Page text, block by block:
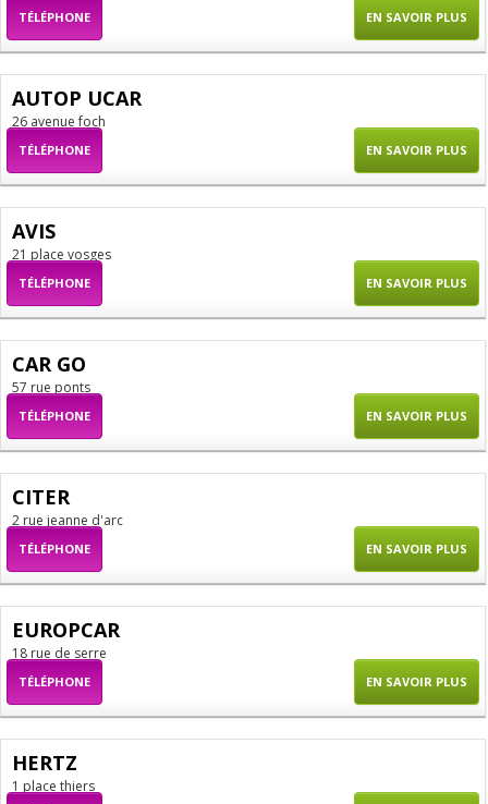
TÉLÉPHONE EN SAVOIR PLUS
AUTOP UCAR
26 avenue foch
TÉLÉPHONE EN SAVOIR PLUS
AVIS
21 place vosges
TÉLÉPHONE EN SAVOIR PLUS
CAR GO
57 rue ponts
TÉLÉPHONE EN SAVOIR PLUS
CITER
2 rue jeanne d'arc
TÉLÉPHONE EN SAVOIR PLUS
EUROPCAR
18 rue de serre
TÉLÉPHONE EN SAVOIR PLUS
HERTZ
1 place thiers